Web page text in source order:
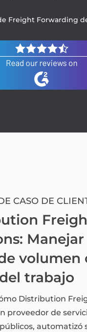
Freight Forwarding
CASO DE
Manejar
volumen
trabajo
Distribution
proveedor de
automatizó